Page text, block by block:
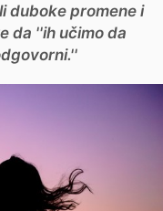
duboke promene i
da ''ih učimo da